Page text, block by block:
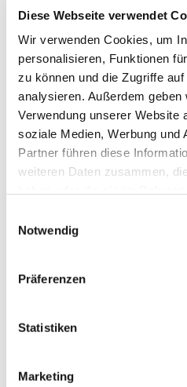
Diese Webseite verwendet
Wir verwenden Cookies, um
personalisieren, Funktionen
zu können und die Zugriffe
analysieren. Außerdem
Verwendung unserer Website
soziale Medien, Werbung und
Partner führen diese
weiteren Daten zusammen,
Notwendig
Präferenzen
Statistiken
Marketing
E-Mail
geschmückt, orientiert
ist mit Darstellungen
arabischen Stil
für Momente der
Schlafzimmer mit
Farben hüllt Sie in ein
+ Read